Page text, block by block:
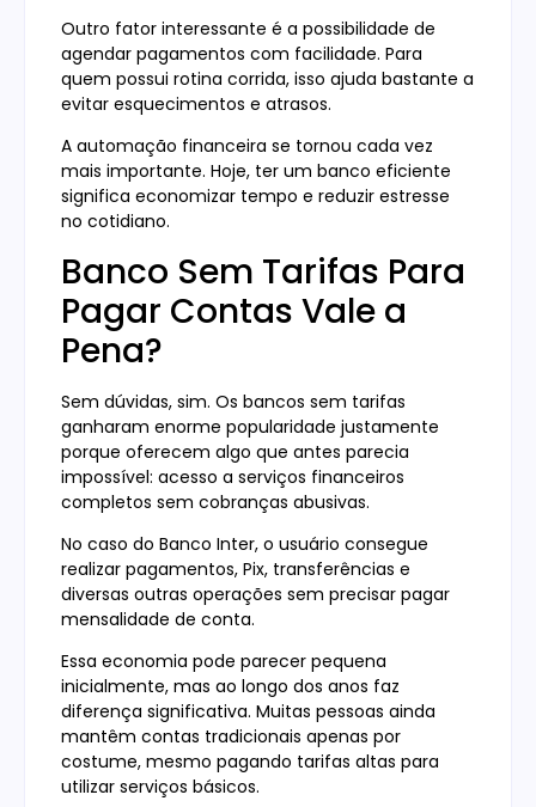
Outro fator interessante é a possibilidade de
agendar pagamentos com facilidade. Para
quem possui rotina corrida, isso ajuda bastante a
evitar esquecimentos e atrasos.
A automação financeira se tornou cada vez
mais importante. Hoje, ter um banco eficiente
significa economizar tempo e reduzir estresse
no cotidiano.
Banco Sem Tarifas Para
Pagar Contas Vale a
Pena?
Sem dúvidas, sim. Os bancos sem tarifas
ganharam enorme popularidade justamente
porque oferecem algo que antes parecia
impossível: acesso a serviços financeiros
completos sem cobranças abusivas.
No caso do Banco Inter, o usuário consegue
realizar pagamentos, Pix, transferências e
diversas outras operações sem precisar pagar
mensalidade de conta.
Essa economia pode parecer pequena
inicialmente, mas ao longo dos anos faz
diferença significativa. Muitas pessoas ainda
mantêm contas tradicionais apenas por
costume, mesmo pagando tarifas altas para
utilizar serviços básicos.